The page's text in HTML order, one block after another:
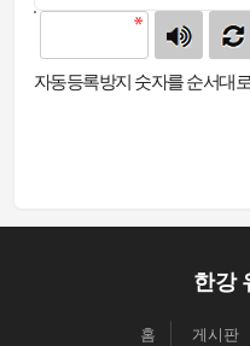
자동등록방지 숫자를 순서대
한강
홈 게시판